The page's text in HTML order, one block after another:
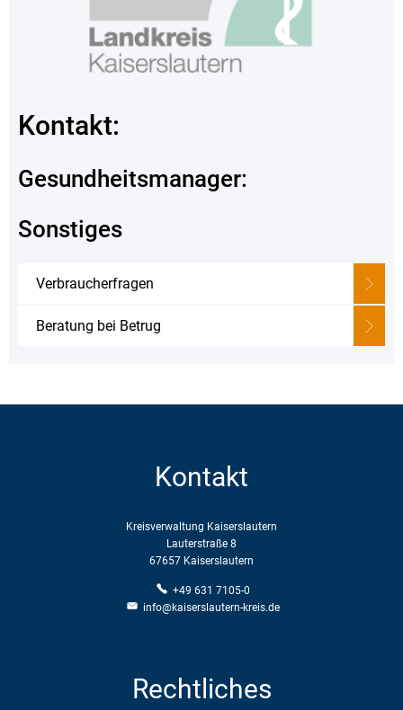
Kontakt:
Gesundheitsmanager:
Sonstiges
Verbraucherfragen
Beratung bei Betrug
Kontakt
Kreisverwaltung Kaiserslautern
Lauterstraße 8
67657 Kaiserslautern
+49 631 7105-0
info@kaiserslautern-kreis.de
Rechtliches